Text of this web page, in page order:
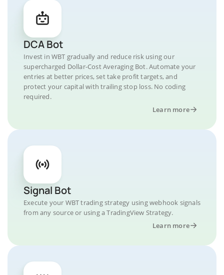
DCA Bot
Invest in WBT gradually and reduce risk using our
supercharged Dollar-Cost Averaging Bot. Automate your
entries at better prices, set take profit targets, and
protect your capital with trailing stop loss. No coding
required.
Learn more
Signal Bot
Execute your WBT trading strategy using webhook signals
from any source or using a TradingView Strategy.
Learn more